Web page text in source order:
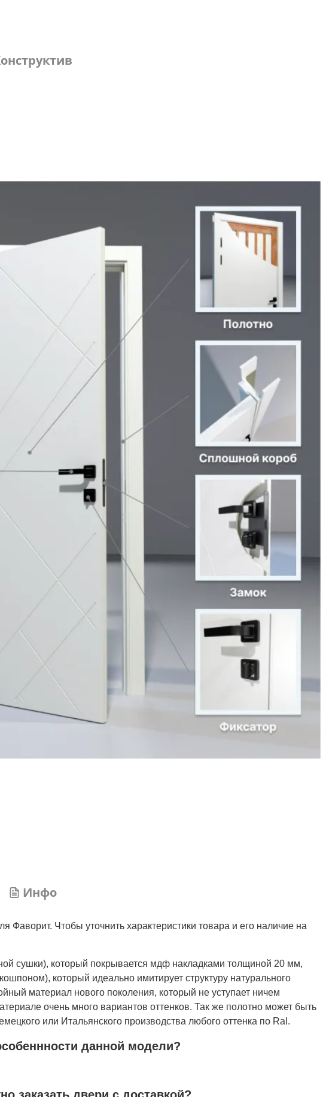
Инфо
Чтобы уточнить характеристики товара и его наличие на
сушки), который покрывается мдф накладками толщиной 20 мм,
который идеально имитирует структуру натурального
материал нового поколения, который не уступает ничем
очень много вариантов оттенков. Так же полотно может быть
или Итальянского производства любого оттенка по Ral.
данной модели?
заказать двери с доставкой?